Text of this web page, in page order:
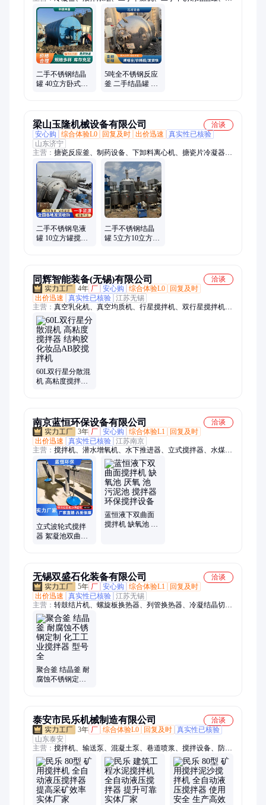
维混合机、电加热烘箱、二手蒸发器、二手烘干机、卧螺离心
机、不锈钢储罐、二手搅拌罐、液体存储罐、平板离心机、滚筒
烘干机、热风循环烘箱、实验室反应釜、电动板框隔膜、不锈钢
反应釜、双螺杆混合机、碟片离心机、二手离心机、二手闪蒸干
燥机、二手生物发酵罐
二手不锈钢结晶
罐 40立方卧式淀
5吨全不锈钢反应
釜 二手结晶罐 带
梁山玉隆机械设备有限公司
洽谈
安心购
综合体验L0 回复及时 出价迅速
真实性已核验
山东济宁
主营： 搪瓷反应釜、制药设备、下卸料离心机、搪瓷片冷凝器、
不锈钢冷凝器、工业污水处理、三合一干燥机、二手超重力床、
搪玻璃反应罐、不锈钢离心筛、真空回转干燥机、空心桨叶干燥
机、二手蒸发器
二手不锈钢皂液
罐 10立方罐搅拌
二手不锈钢结晶
罐 5立方10立方卧
同辉智能装备(无锡)有限公司
洽谈
4年 厂 安心购 综合体验L0
回复及时
出价迅速
真实性已核验 江苏无锡
主营： 真空乳化机、真空均质机、行星搅拌机、双行星搅拌机、
乳化机、均质机、真空均质乳化机、全自动灌装封尾机、半自动
灌装封尾机、高剪切乳化机
60L双行星分散混
机 高粘度搅拌器
南京蓝恒环保设备有限公司
洽谈
3年 厂 安心购 综合体验L1
回复及时
出价迅速
真实性已核验 江苏南京
主营： 搅拌机、潜水增氧机、水下推进器、立式搅拌器、水煤浆
搅拌器、液下推流搅拌器、液下污水搅拌器、潜水推流器、污水
处理设备、污水搅拌设备、低速混合搅拌、防沉淀搅拌设备、粘
度高搅拌设备
立式波轮式搅拌
器 絮凝池双曲面
蓝恒液下双曲面
搅拌机 缺氧池 厌
无锡双盛石化装备有限公司
洽谈
5年 厂 安心购 综合体验L1
回复及时
出价迅速
真实性已核验 江苏无锡
主营： 转鼓结片机、螺旋板换热器、列管换热器、冷凝结晶切片
机、不锈钢反应釜、弯管盘管、列管冷凝器、刮板薄膜蒸发器、
石蜡切片机、硫磺切片机、化工切片机、制片机、刮片机、钢带
结片机、列管式换热器、浮头式换热器、反应釜、反应锅、波纹
填料、搅拌釜
聚合釜 结晶釜 耐
腐蚀不锈钢定制
泰安市民乐机械制造有限公司
洽谈
3年 厂 综合体验L0 回复及时 真实性已核验
山东泰安
主营： 搅拌机、输送泵、混凝土泵、巷道喷浆、搅拌设备、防爆
柴油机、工业充填泵、混凝土专用泵、混凝土喷射车、混凝土湿
喷台车、混凝土浇注工程、搅拌输送一体机、混凝土巷道支护